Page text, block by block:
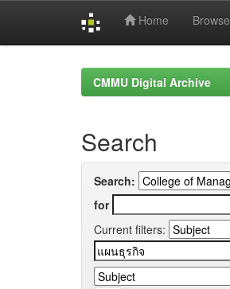
Home Browse
CMMU Digital Archive
Search
Search:
for
Current filters: